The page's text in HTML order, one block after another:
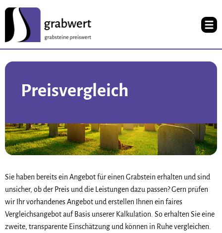
Preisvergleich
Sie haben bereits ein Angebot für einen Grabstein erhalten und sind
unsicher, ob der Preis und die Leistungen dazu passen? Gern prüfen
wir Ihr vorhandenes Angebot und erstellen Ihnen ein faires
Vergleichsangebot auf Basis unserer Kalkulation. So erhalten Sie eine
zweite, transparente Einschätzung und können in Ruhe vergleichen.